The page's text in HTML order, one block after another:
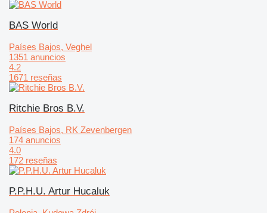
BAS World
Países Bajos, Veghel
1351 anuncios
4.2
1671 reseñas
Ritchie Bros B.V.
Países Bajos, RK Zevenbergen
174 anuncios
4.0
172 reseñas
P.P.H.U. Artur Hucaluk